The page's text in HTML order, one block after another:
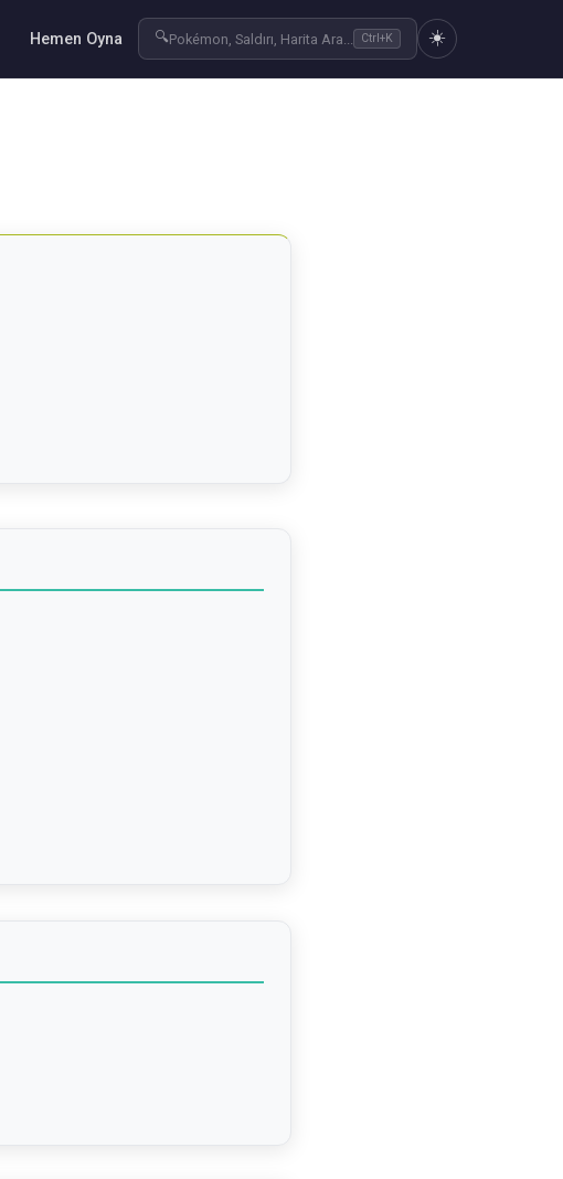
Hemen Oyna 🔍Pokémon, Saldırı, Harita Ara... Ctrl+K ☀️